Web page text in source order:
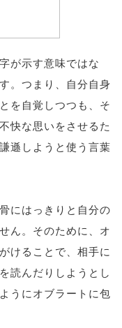
が示す意味ではな
。つまり、自分自身
を自覚しつつも、そ
快な思いをさせるた
遜しようと使う言葉
にはっきりと自分の
ん。そのために、オ
けることで、相手に
読んだりしようとし
うにオブラートに包